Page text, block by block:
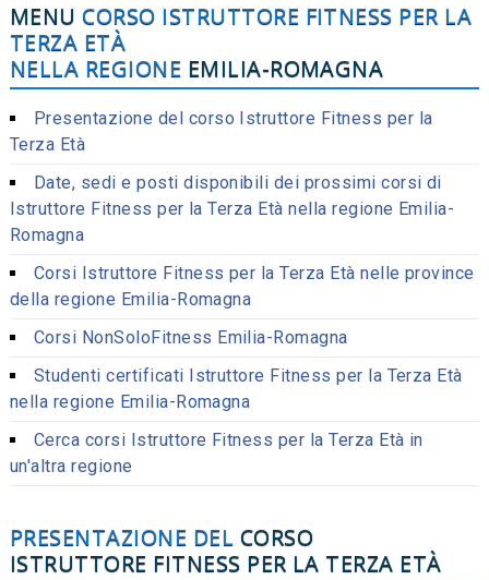
MENU CORSO ISTRUTTORE FITNESS PER LA
TERZA ETÀ
NELLA REGIONE EMILIA-ROMAGNA
Presentazione del corso Istruttore Fitness per la
Terza Età
Date, sedi e posti disponibili dei prossimi corsi di
Istruttore Fitness per la Terza Età nella regione Emilia-
Romagna
Corsi Istruttore Fitness per la Terza Età nelle province
della regione Emilia-Romagna
Corsi NonSoloFitness Emilia-Romagna
Studenti certificati Istruttore Fitness per la Terza Età
nella regione Emilia-Romagna
Cerca corsi Istruttore Fitness per la Terza Età in
un'altra regione
PRESENTAZIONE DEL CORSO
ISTRUTTORE FITNESS PER LA TERZA ETÀ